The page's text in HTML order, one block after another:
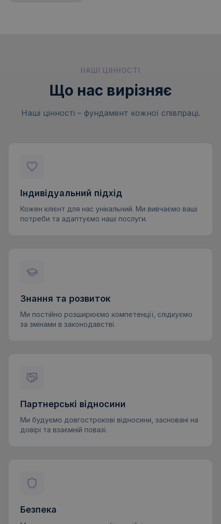
НАШІ ЦІННОСТІ
Що нас вирізняє
Наші цінності – фундамент кожної співпраці.
Індивідуальний підхід
Кожен клієнт для нас унікальний. Ми вивчаємо ваші
потреби та адаптуємо наші послуги.
Знання та розвиток
Ми постійно розширюємо компетенції, слідкуємо
за змінами в законодавстві.
Партнерські відносини
Ми будуємо довгострокові відносини, засновані на
довірі та взаємній повазі.
Безпека